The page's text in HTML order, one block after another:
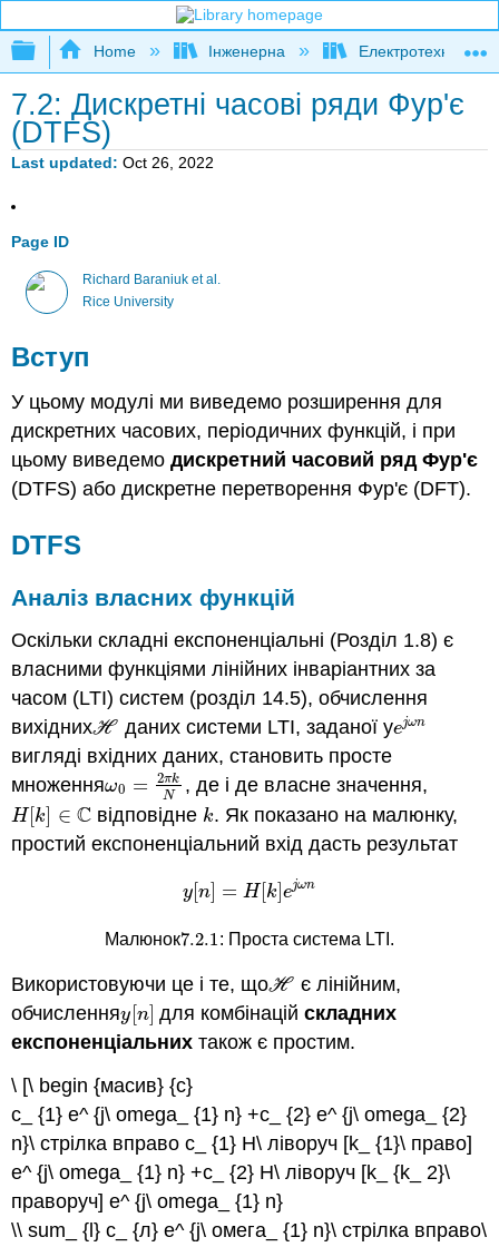
Expand/collapse global hierarchy
Home Інженерна Електротехніка
7.2: Дискретні часові ряди Фур'є
(DTFS)
Last updated Oct 26, 2022
Page ID
Richard Baraniuk et al.
Rice University
Вступ
У цьому модулі ми виведемо розширення для
дискретних часових, періодичних функцій, і при
цьому виведемодискретний часовий ряд Фур'є
(DTFS) або дискретне перетворення Фур'є (DFT).
DTFS
Аналіз власних функцій
Оскільки складні експоненціальні (Розділ 1.8) є
власними функціями лінійних інваріантних за
часом (LTI) систем (розділ 14.5), обчислення
вихіднихH
H даних системи LTI, заданої уejωn
ejωn
вигляді вхідних даних, становить просте
множенняω0 = 2πk
N
ω0 =2 πkN, де і де власне значення,
H[k] ∈ C
H[ k] ∈C відповідне k
k. Як показано на малюнку,
простий експоненціальний вхід дасть результат
y[n] = H[k]ejωn
y [n =H[k ]e jωn
Малюнок7.2.1
7.2.1: Проста система LTI.
Використовуючи це і те, щоH
H
є лінійним,
обчисленняy n]
y n] для комбінаційскладних
експоненціальних також є простим.
\ [\ begin {масив} {c}
c_ {1} e^ {j\ omega_ {1} n} +c_ {2} e^ {j\ omega_ {2}
n}\ стрілка вправо c_ {1} H\ ліворуч [k_ {1}\ право]
e^ {j\ omega_ {1} n} +c_ {2} Н\ ліворуч [k_ {k_ 2}\
праворуч] e^ {j\ omega_ {1} n}
\\ sum_ {l} c_ {л} e^ {j\ омега_ {1} n}\ стрілка вправо\